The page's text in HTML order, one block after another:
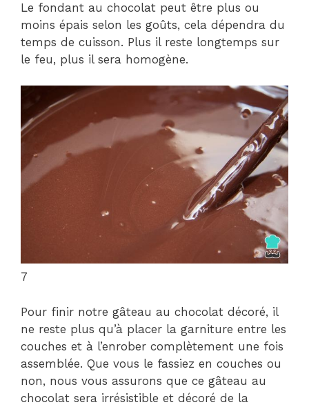
Le fondant au chocolat peut être plus ou
moins épais selon les goûts, cela dépendra du
temps de cuisson. Plus il reste longtemps sur
le feu, plus il sera homogène.
7
Pour finir notre gâteau au chocolat décoré, il
ne reste plus qu’à placer la garniture entre les
couches et à l’enrober complètement une fois
assemblée. Que vous le fassiez en couches ou
non, nous vous assurons que ce gâteau au
chocolat sera irrésistible et décoré de la